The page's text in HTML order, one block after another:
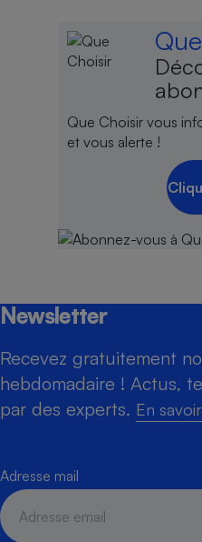
Que Choisir vous
et vous alerte !
Newsletter
Recevez gratuitement
hebdomadaire ! Actus,
par des experts. En
Adresse mail